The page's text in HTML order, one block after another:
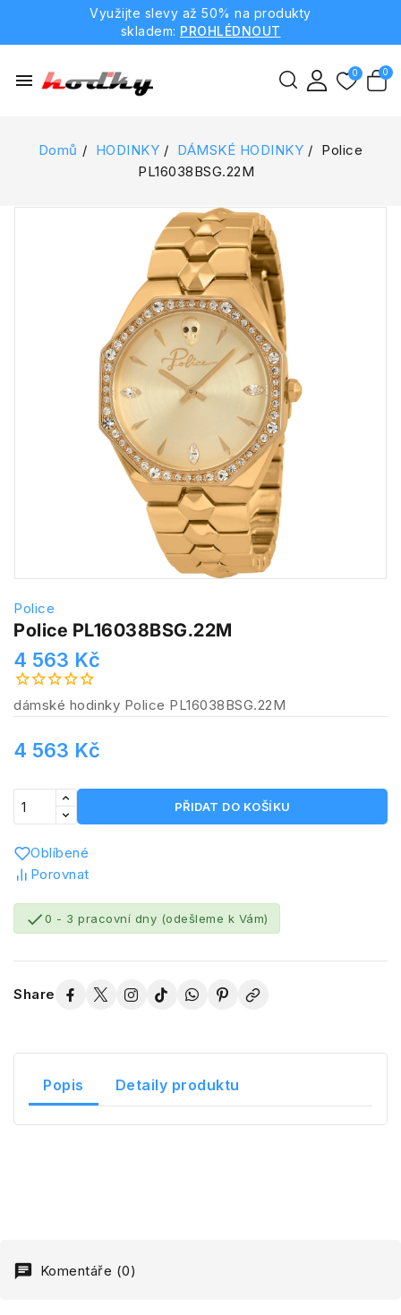
Využijte slevy až 50% na produkty
skladem: PROHLÉDNOUT
menu
Domů HODINKY DÁMSKÉ HODINKY
Police
PL16038BSG.22M
Police
Police PL16038BSG.22M
4 563 Kč
dámské hodinky Police PL16038BSG.22M
4 563 Kč
PŘIDAT DO KOŠÍKU
Oblíbené
Porovnat
0 - 3 pracovní dny (odešleme k Vám)
Share
Popis Detaily produktu
Komentáře (0)